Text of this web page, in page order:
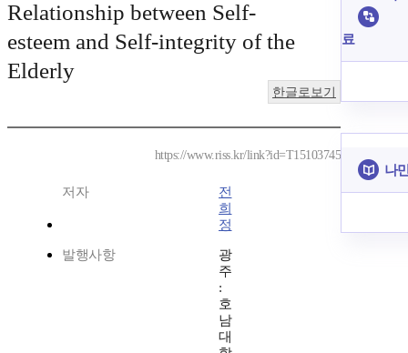
Relationship between Self-
esteem and Self-integrity of the
Elderly
한글로보기
https://www.riss.kr/link?id=T15103745
저자
전
희
정
발행사항
광
주
:
호
남
대
료
나